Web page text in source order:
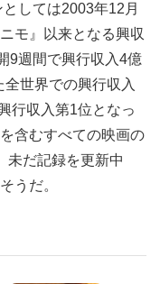
しては2003年12月
モ』以来となる興収
9週間で興行収入4億
世界での興行収入
行収入第1位となっ
含むすべての映画の
未だ記録を更新中
うだ。